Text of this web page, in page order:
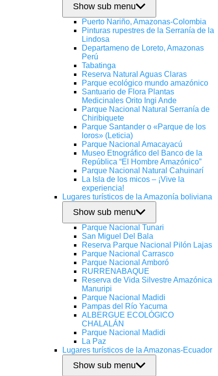
Show sub menu
Puerto Nariño, Amazonas-Colombia
Pinturas rupestres de la Serranía de la
Lindosa
Departameno de Loreto, Amazonas
Perú
Tabatinga
Reserva Natural Aguas Claras
Parque ecológico mundo amazónico
Santuario de Flora Plantas
Medicinales Orito Ingi Ande
Parque Nacional Natural Serranía de
Chiribiquete
Parque Santander o «Parque de los
loros» (Leticia)
Parque Nacional Amacayacú
Museo Etnográfico del Banco de la
República “El Hombre Amazónico”
Parque Nacional Natural Cahuinarí
La Isla de los micos – ¡Vive la
experiencia!
Lugares turísticos de la Amazonía boliviana
Show sub menu
Parque Nacional Tunari
San Miguel Del Bala
Reserva Parque Nacional Pilón Lajas
Parque Nacional Carrasco
Parque Nacional Amboró
RURRENABAQUE
Reserva de Vida Silvestre Amazónica
Manuripi
Parque Nacional Madidi
Pampas del Río Yacuma
ALBERGUE ECOLÓGICO
CHALALÁN
Parque Nacional Madidi
La Paz
Lugares turísticos de la Amazonas-Ecuador
Show sub menu